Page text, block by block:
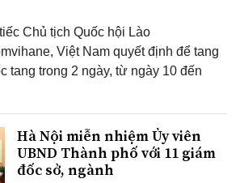
Chủ tịch Quốc hội Lào
Việt Nam quyết định để tang
tang trong 2 ngày, từ ngày 10 đến
Hà Nội miễn nhiệm Ủy viên
UBND Thành phố với 11 giám
đốc sở, ngành